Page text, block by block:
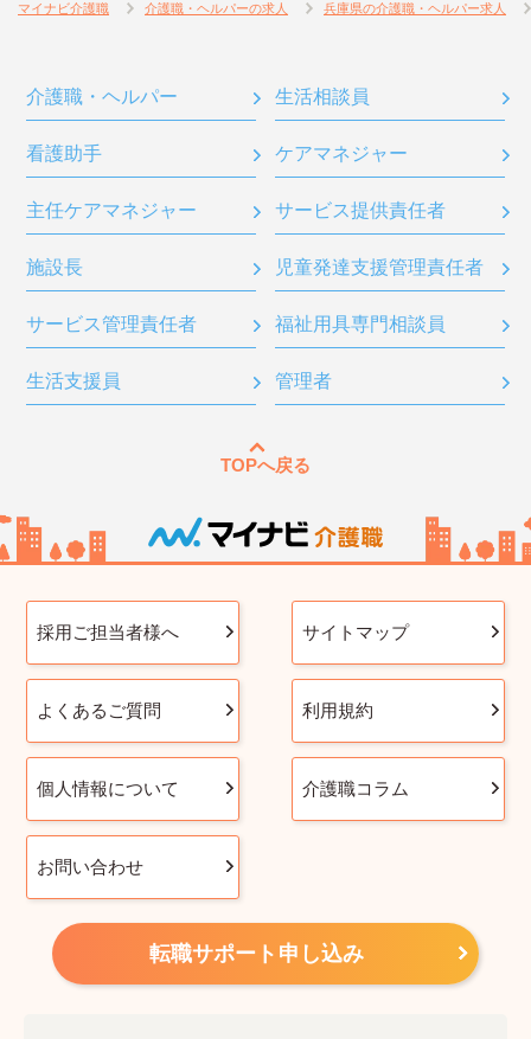
マイナビ介護職 介護職・ヘルパーの求人 兵庫県の介護職・ヘルパー求人
介護職・ヘルパー 生活相談員
看護助手 ケアマネジャー
主任ケアマネジャー サービス提供責任者
施設長 児童発達支援管理責任者
サービス管理責任者 福祉用具専門相談員
生活支援員 管理者
TOPへ戻る
採用ご担当者様へ サイトマップ
よくあるご質問 利用規約
個人情報について 介護職コラム
お問い合わせ
転職サポート申し込み